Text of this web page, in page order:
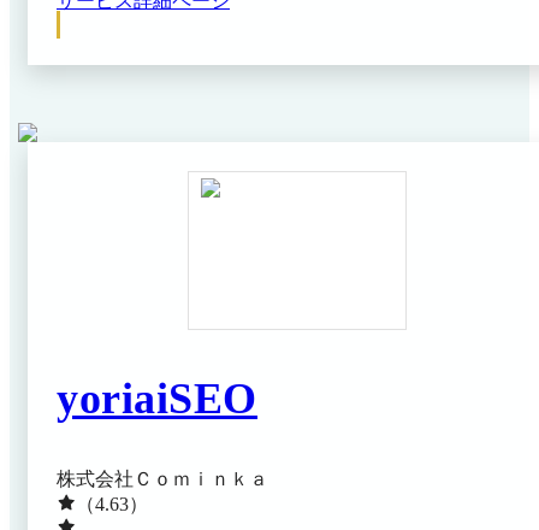
yoriaiSEO
株式会社Ｃｏｍｉｎｋａ
（4.63）